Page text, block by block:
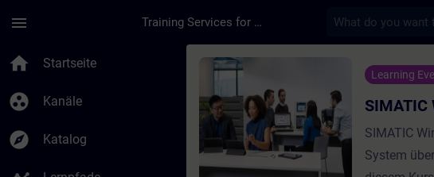
menu Training Services for Digital Industries
home Startseite
group_work Kanäle
explore Katalog
Kurs - SIMATIC WinCC
Learning
SIMATIC
SIMATIC
System